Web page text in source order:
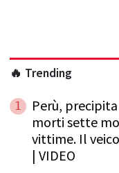
🔥 Trending
1
Perù,
morti sette
vittime. Il
| VIDEO